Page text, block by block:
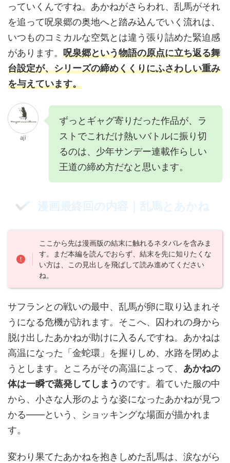
っていくんですね。あかねがさらわれ、乱馬がそれ
を追って呪泉郷の奥地へと踏み込んでいく流れは、
いつものコミカルな空気とは違う張り詰めた緊迫感
があります。 呪泉郷という物語の原点に立ち返る舞
台設定が、シリーズの締めくくりにふさわしい重み
を与えています。
aji
ずっとギャグ寄りだった作品が、ラ
ストでこれだけ熱いバトルに振り切
るのは、少年サンデー連載作らしい
王道の締め方だなと思います。
漫画最終回の内容｜乱馬とあかね
ここから先は漫画版の結末に触れるネタバレを含みま
す。まだ本編を読んでおらず、結末を先に知りたくな
い方は、この見出しを飛ばして読み進めてください
ね。
サフランとの戦いの最中、乱馬が卵に取り込まれそ
うになる危機が訪れます。そこへ、囚われの身から
脱け出したあかねが助けに入るんですね。あかねは
高温になった「金蛇環」を握りしめ、水路を閉めよ
うとします。ところがその高温によって、 あかねの
体は一瞬で蒸発してしまうのです。着ていた服の中
から、小さな人形のような姿になったあかねが見つ
かる——という、ショッキングな場面が描かれま
す。
変わり果てたあかねを抱きしめた乱馬は、涙ながら